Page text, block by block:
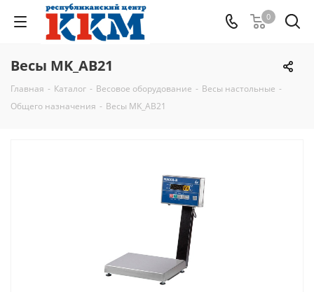
0
Весы MK_АВ21
Главная - Каталог - Весовое оборудование - Весы настольные -
Общего назначения - Весы MK_АВ21